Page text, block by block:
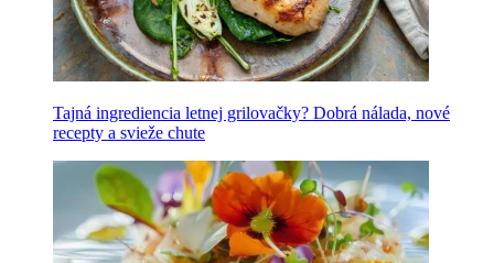
Tajná ingrediencia letnej grilovačky? Dobrá nálada, nové
recepty a svieže chute